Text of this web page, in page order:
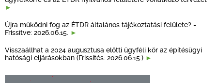
Újra működni fog az ÉTDR általános tájékoztatási felülete? -
Frissítve: 2026.06.15.
Visszaállhat a 2024 augusztusa előtti ügyféli kör az építésügyi
hatósági eljárásokban (Frissítés: 2026.06.15.)